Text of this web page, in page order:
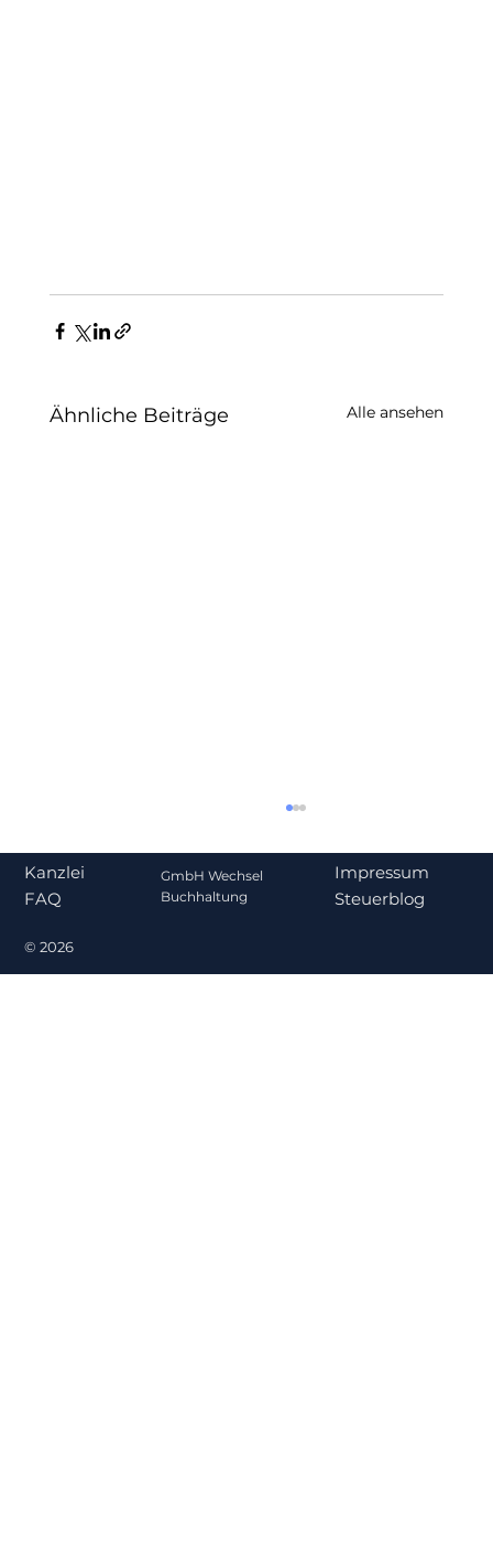
Ähnliche Beiträge Alle ansehen
Kanzlei
FAQ
Impressum
Steuerblog
© 2026
GmbH Wechsel
Buchhaltung